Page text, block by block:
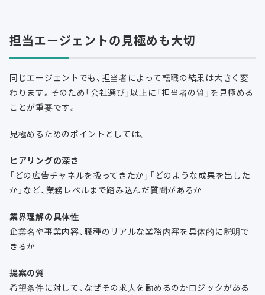
担当エージェントの見極めも大切
同じエージェントでも、担当者によって転職の結果は大きく変
わります。そのため「会社選び」以上に「担当者の質」を見極める
ことが重要です。
見極めるためのポイントとしては、
ヒアリングの深さ
「どの広告チャネルを扱ってきたか」「どのような成果を出した
か」など、業務レベルまで踏み込んだ質問があるか
業界理解の具体性
企業名や事業内容、職種のリアルな業務内容を具体的に説明で
きるか
提案の質
希望条件に対して、なぜその求人を勧めるのかロジックがある